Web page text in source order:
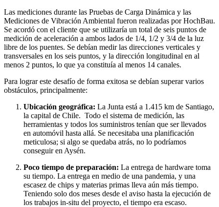
Las mediciones durante las Pruebas de Carga Dinámica y las
Mediciones de Vibración Ambiental fueron realizadas por HochBau.
Se acordó con el cliente que se utilizaría un total de seis puntos de
medición de aceleración a ambos lados de 1/4, 1/2 y 3/4 de la luz
libre de los puentes. Se debían medir las direcciones verticales y
transversales en los seis puntos, y la dirección longitudinal en al
menos 2 puntos, lo que ya constituía al menos 14 canales.
Para lograr este desafío de forma exitosa se debían superar varios
obstáculos, principalmente:
Ubicación geográfica: La Junta está a 1.415 km de Santiago,
la capital de Chile. Todo el sistema de medición, las
herramientas y todos los suministros tenían que ser llevados
en automóvil hasta allá. Se necesitaba una planificación
meticulosa; si algo se quedaba atrás, no lo podríamos
conseguir en Aysén.
Poco tiempo de preparación: La entrega de hardware toma
su tiempo. La entrega en medio de una pandemia, y una
escasez de chips y materias primas lleva aún más tiempo.
Teniendo solo dos meses desde el aviso hasta la ejecución de
los trabajos in-situ del proyecto, el tiempo era escaso.